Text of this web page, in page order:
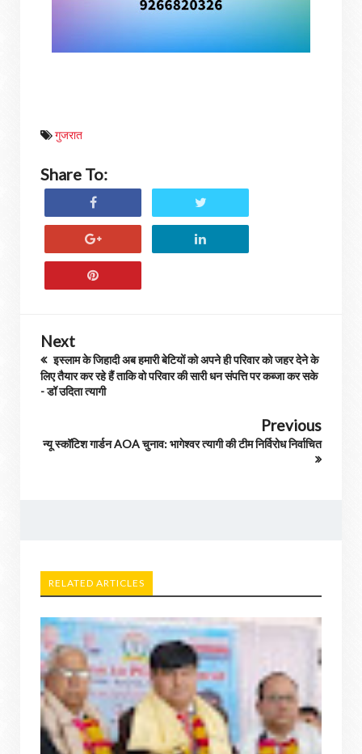
गुजरात
Share To:
Next
इस्लाम के जिहादी अब हमारी बेटियों को अपने ही परिवार को जहर देने के
लिए तैयार कर रहे हैं ताकि वो परिवार की सारी धन संपत्ति पर कब्जा कर सके
- डॉ उदिता त्यागी
Previous
न्यू स्कॉटिश गार्डन AOA चुनाव: भागेश्वर त्यागी की टीम निर्विरोध निर्वाचित
RELATED ARTICLES